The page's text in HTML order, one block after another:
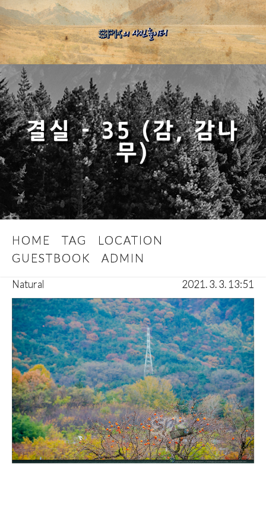
결실 - 35 (감, 감나
무)
HOME TAG
LOCATION
GUESTBOOK
ADMIN
Natural 2021. 3. 3. 13:51